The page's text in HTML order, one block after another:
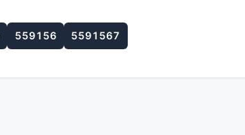
559156 5591567